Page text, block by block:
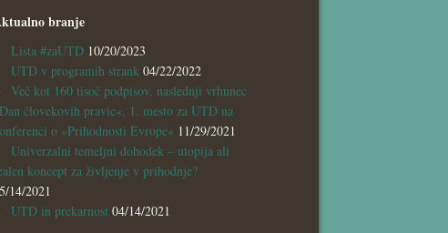
branje
Lista #zaUTD 10/20/2023
UTD v programih strank 04/22/2022
Več kot 160 tisoč podpisov, naslednji vrhunec
človekovih pravic«, 1. mesto za UTD na
o »Prihodnosti Evrope« 11/29/2021
Univerzalni temeljni dohodek – utopija ali
koncept za življenje v prihodnje?
14/2021
UTD in prekarnost 04/14/2021